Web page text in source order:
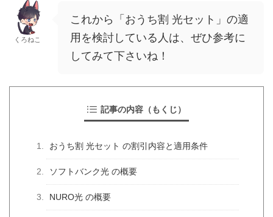
くろねこ
これから「おうち割 光セット」の適
用を検討している人は、ぜひ参考に
してみて下さいね！
記事の内容（もくじ）
おうち割 光セット の割引内容と適用条件
ソフトバンク光 の概要
NURO光 の概要